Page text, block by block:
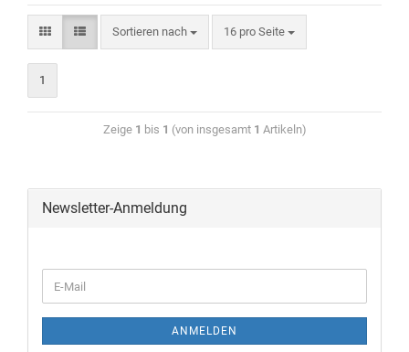
Sortieren nach 16 pro Seite
1
Zeige 1 bis 1 (von insgesamt 1 Artikeln)
Newsletter-Anmeldung
ANMELDEN